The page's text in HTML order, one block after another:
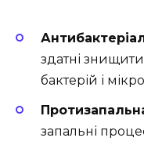
здатні
бактерій і
запальні